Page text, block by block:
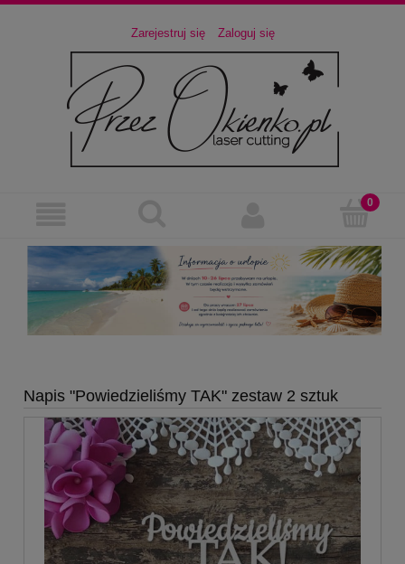
Zarejestruj się Zaloguj się
Napis "Powiedzieliśmy TAK" zestaw 2 sztuk